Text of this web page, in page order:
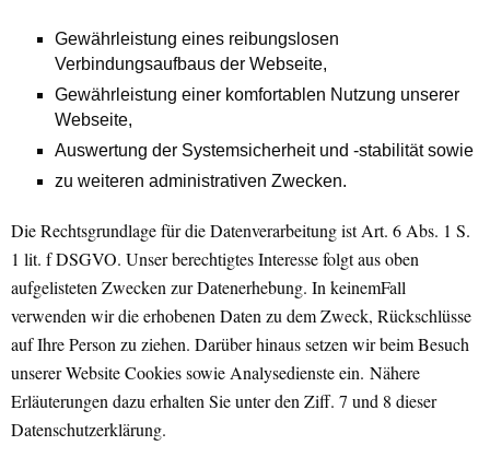
Gewährleistung eines reibungslosen
Verbindungsaufbaus der Webseite,
Gewährleistung einer komfortablen Nutzung unserer
Webseite,
Auswertung der Systemsicherheit und -stabilität sowie
zu weiteren administrativen Zwecken.
Die Rechtsgrundlage für die Datenverarbeitung ist Art. 6 Abs. 1 S.
1 lit. f DSGVO. Unser berechtigtes Interesse folgt aus oben
aufgelisteten Zwecken zur Datenerhebung. In keinemFall
verwenden wir die erhobenen Daten zu dem Zweck, Rückschlüsse
auf Ihre Person zu ziehen. Darüber hinaus setzen wir beim Besuch
unserer Website Cookies sowie Analysedienste ein. Nähere
Erläuterungen dazu erhalten Sie unter den Ziff. 7 und 8 dieser
Datenschutzerklärung.